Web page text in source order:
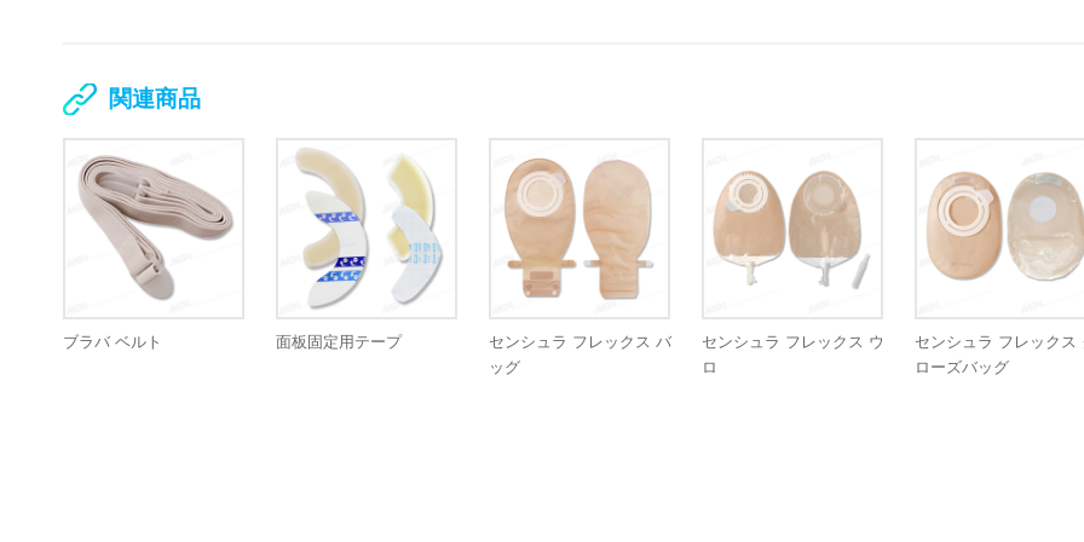
関連商品
ブラバ ベルト 面板固定用テープ
センシュラ フレックス バ
ッグ
センシュラ フレックス ウ
ロ
センシュラ フレックス
ローズバッグ